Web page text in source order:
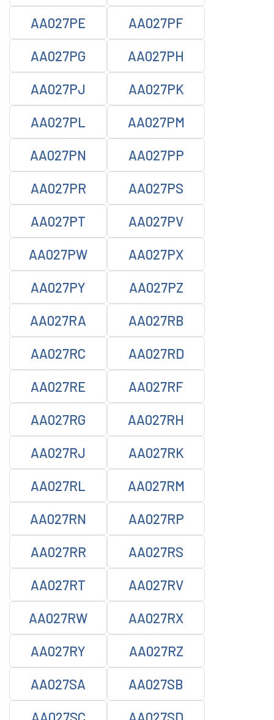
AA027PE AA027PF
AA027PG AA027PH
AA027PJ AA027PK
AA027PL AA027PM
AA027PN AA027PP
AA027PR AA027PS
AA027PT AA027PV
AA027PW AA027PX
AA027PY AA027PZ
AA027RA AA027RB
AA027RC AA027RD
AA027RE AA027RF
AA027RG AA027RH
AA027RJ AA027RK
AA027RL AA027RM
AA027RN AA027RP
AA027RR AA027RS
AA027RT AA027RV
AA027RW AA027RX
AA027RY AA027RZ
AA027SA AA027SB